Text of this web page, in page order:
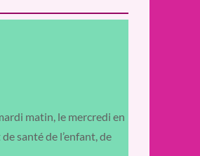
matin, le mercredi en
santé de l’enfant, de